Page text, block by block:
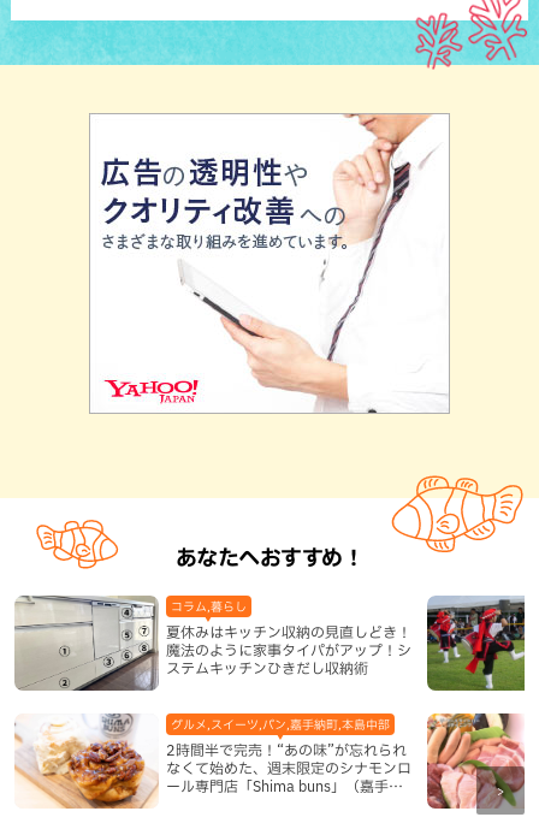
あなたへおすすめ！
夏休みはキッチン収納の見直しどき！
魔法のように家事タイパがアップ！シ
ステムキッチンひきだし収納術
コラム,暮らし
2時間半で完売！“あの味”が忘れられ
なくて始めた、週末限定のシナモンロ
ール専門店「Shima buns」（嘉手納
グルメ,スイーツ,パン,嘉手納町,本島中部